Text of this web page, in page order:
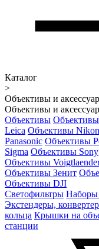
Каталог
>
Объективы и
Объективы и
Объективы
Leica Объективы Nikon
Panasonic Объективы
Sigma Объективы Sony
Объективы
Объективы Зенит
Объективы DJI
Светофильтры Наборы
Экстендеры,
кольца Крышки на
станции